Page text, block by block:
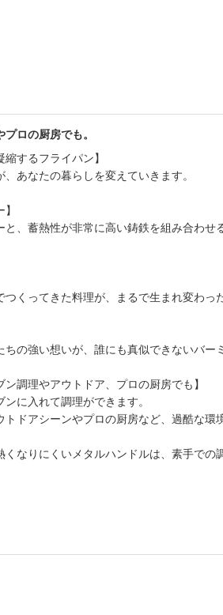
ロの厨房でも。
するフライパン】
あなたの暮らしを変えていきます。
、蓄熱性が非常に高い鋳鉄を組み合わ
くってきた料理が、まるで生まれ変わっ
の強い想いが、誰にも真似できないバー
調理やアウトドア、プロの厨房でも】
に入れて調理ができます。
ドアシーンやプロの厨房など、過酷な環
なりにくいメタルハンドルは、素手での